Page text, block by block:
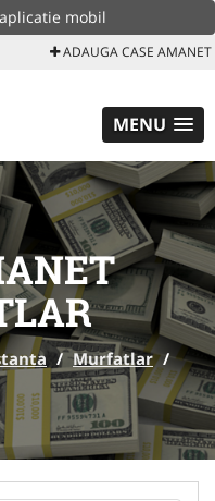
mobil
ADAUGA CASE AMANET
MENU
/ Murfatlar /